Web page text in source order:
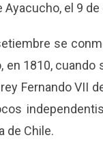
el 9
se
1810,
Fernando VII
de Chile.